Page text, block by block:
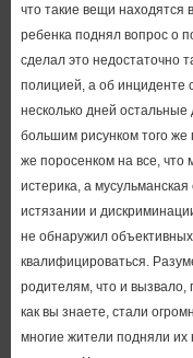
что такие вещи находятся
ребенка поднял вопрос о
сделал это недостаточно
полицией, а об инциденте
несколько дней
большим рисунком того же
же поросенком на все, что
истерика, а
истязании и
не обнаружил
квалифицироваться.
родителям, что и
как вы знаете, стали
многие жители подняли